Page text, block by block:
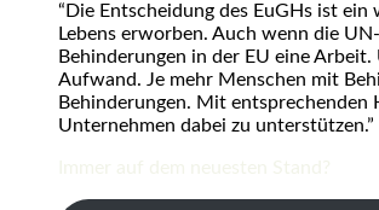
“Die Entscheidung des EuGHs ist
Lebens erworben. Auch wenn die
Behinderungen in der EU eine
Aufwand. Je mehr Menschen mit
Behinderungen. Mit
Unternehmen dabei zu unterstützen.”